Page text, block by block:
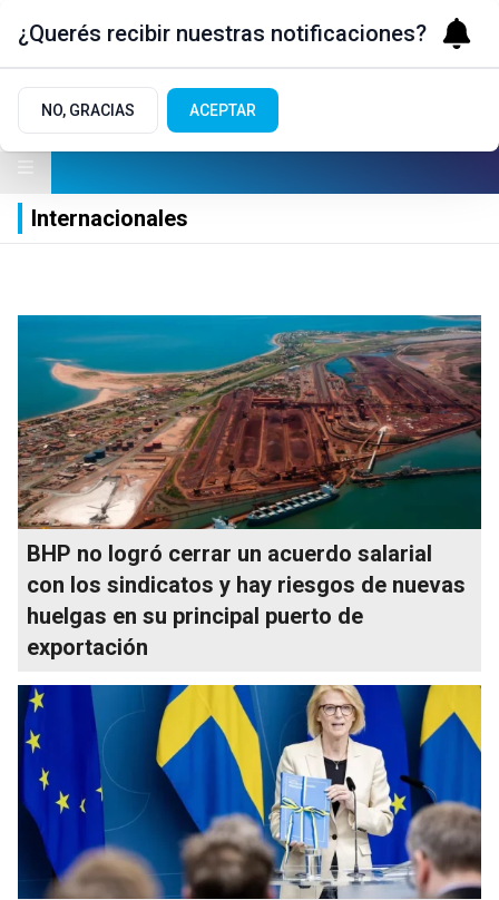
Internacionales
BHP no logró cerrar un acuerdo salarial
con los sindicatos y hay riesgos de nuevas
huelgas en su principal puerto de
exportación
¿Querés recibir nuestras notificaciones?
NO, GRACIAS ACEPTAR